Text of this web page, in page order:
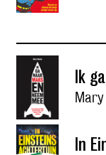
Ik
Mary
In